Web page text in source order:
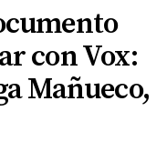
con Vox:
Mañueco,